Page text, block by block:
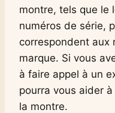
montre, tels que le
numéros de série,
correspondent aux
marque. Si vous
à faire appel à un
pourra vous aider
la montre.